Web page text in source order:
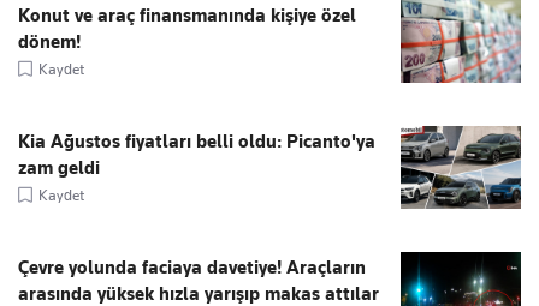
Konut ve araç finansmanında kişiye özel
dönem!
Kaydet
Kia Ağustos fiyatları belli oldu: Picanto'ya
zam geldi
Kaydet
Çevre yolunda faciaya davetiye! Araçların
arasında yüksek hızla yarışıp makas attılar